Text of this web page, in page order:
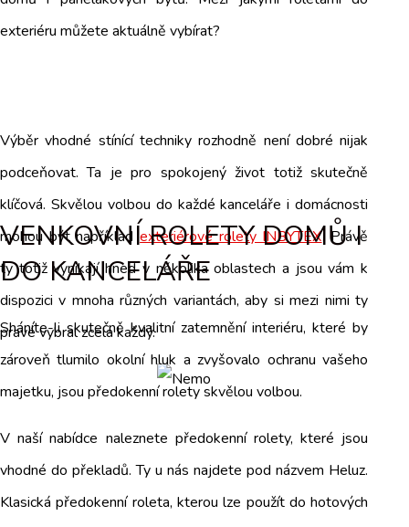
exteriéru můžete aktuálně vybírat?
Výběr vhodné stínící techniky rozhodně není dobré nijak
podceňovat. Ta je pro spokojený život totiž skutečně
klíčová. Skvělou volbou do každé kanceláře i domácnosti
mohou být napříkladexteriérové rolety INBYTEX. Právě
ty totiž vynikají hned v několika oblastech a jsou vám k
dispozici v mnoha různých variantách, aby si mezi nimi ty
pravé vybral zcela každý.
VENKOVNÍ ROLETY DOMŮ I
DO KANCELÁŘE
Sháníte-li skutečně kvalitní zatemnění interiéru, které by
zároveň tlumilo okolní hluk a zvyšovalo ochranu vašeho
majetku, jsou předokenní rolety skvělou volbou.
V naší nabídce naleznete předokenní rolety, které jsou
vhodné do překladů. Ty u nás najdete pod názvem Heluz.
Klasická předokenní roleta, kterou lze použít do hotových